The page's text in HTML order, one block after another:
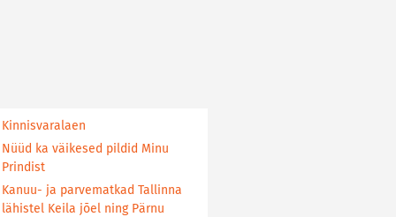
Kinnisvaralaen
Nüüd ka väikesed pildid Minu
Prindist
Kanuu- ja parvematkad Tallinna
lähistel Keila jõel ning Pärnu